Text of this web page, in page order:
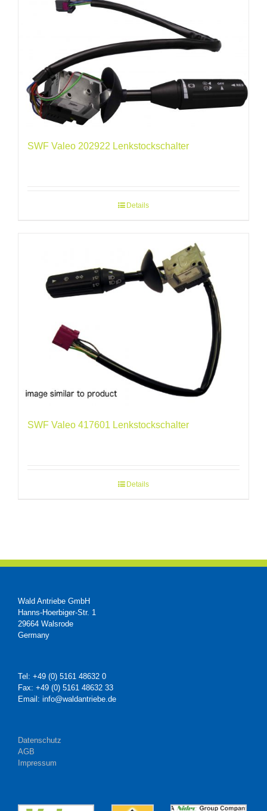
SWF Valeo 202922 Lenkstockschalter
Details
SWF Valeo 417601 Lenkstockschalter
Details
Wald Antriebe GmbH
Hanns-Hoerbiger-Str. 1
29664 Walsrode
Germany
Tel: +49 (0) 5161 48632 0
Fax: +49 (0) 5161 48632 33
Email: info@waldantriebe.de
Datenschutz
AGB
Impressum